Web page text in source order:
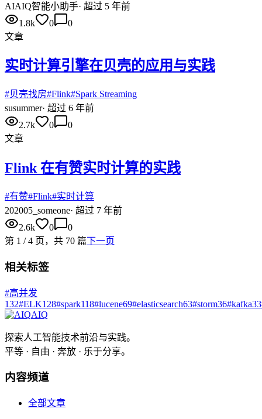
AIAIQ智能小助手· 超过 5 年前
1.8k
0
0
文章
实时计算引擎在贝壳的应用与实践
#贝壳找房#Flink#Spark Streaming
susummer· 超过 6 年前
2.7k
0
0
文章
Flink 在有赞实时计算的实践
#有赞#Flink#实时计算
202005_someone· 超过 7 年前
2.6k
0
0
第 1 /4 页，共 70 篇下一页
相关标签
#高并发
132#ELK128#spark118#lucene69#elasticsearch63#storm36#kafka33
AIQ
探索人工智能技术前沿与实践。
平等 · 自由 · 奔放 · 乐于分享。
内容频道
全部文章